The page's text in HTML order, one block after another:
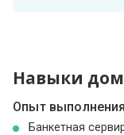
Навыки
Опыт
Банкетная